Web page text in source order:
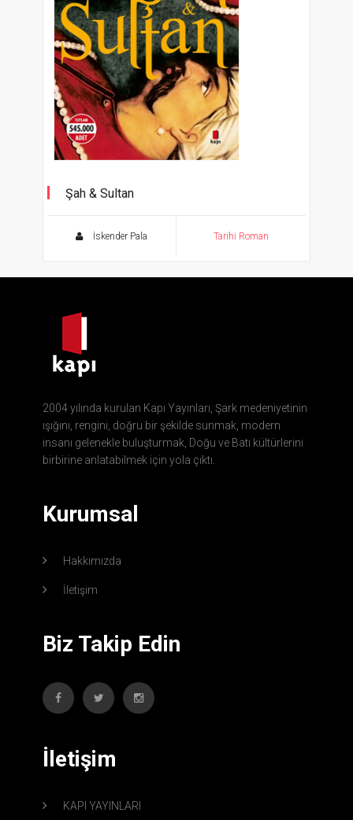
Şah & Sultan
İskender Pala Tarihi Roman
2004 yılında kurulan Kapı Yayınları, Şark medeniyetinin
ışığını, rengini, doğru bir şekilde sunmak, modern
insanı gelenekle buluşturmak, Doğu ve Batı kültürlerini
birbirine anlatabilmek için yola çıktı.
Kurumsal
Hakkımızda
İletişim
Biz Takip Edin
İletişim
KAPI YAYINLARI